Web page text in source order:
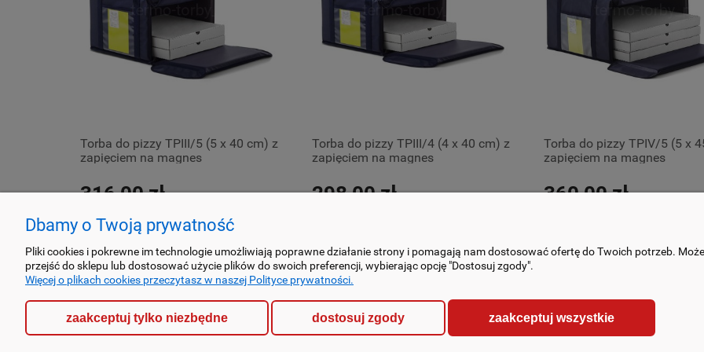
Torba do pizzy TPIII/5 (5 x 40 cm) z
zapięciem na magnes
316,00 zł
Torba do pizzy TPIII/4 (4 x 40 cm) z
zapięciem na magnes
298,00 zł
Torba do pizzy TPIV/5 (5 x
zapięciem na magnes
360,00 zł
POMOC
Regulamin sklepu
DOSTAWA I PŁATNOŚĆ
Wysyłka
REKLAMACJE I ZWROTY
Gwarancja
Dbamy o Twoją prywatność
Pliki cookies i pokrewne im technologie umożliwiają poprawne działanie strony i pomagają nam dostosować ofertę do Twoich potrzeb.
przejść do sklepu lub dostosować użycie plików do swoich preferencji, wybierając opcję "Dostosuj zgody".
Więcej o plikach cookies przeczytasz w naszej Polityce prywatności.
zaakceptuj tylko niezbędne dostosuj zgody zaakceptuj wszystkie